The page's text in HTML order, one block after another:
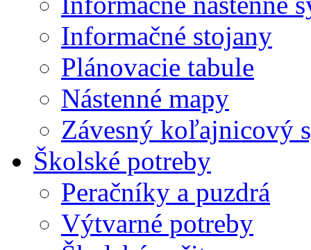
Informačné stojany
Plánovacie tabule
Nástenné mapy
Závesný koľajnicový
Školské potreby
Peračníky a puzdrá
Výtvarné potreby